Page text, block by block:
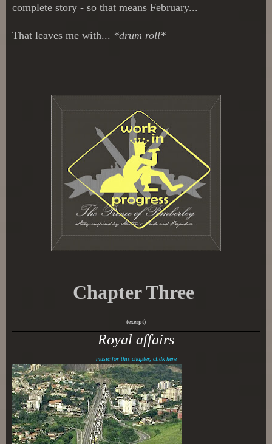
complete story - so that means February...
That leaves me with... *drum roll*
Chapter Three
(exerpt)
Royal affairs
music for this chapter, clidk here